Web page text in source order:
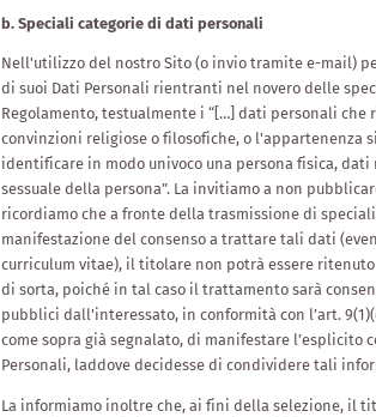
Attrazioni e distanze
b. Speciali categorie di dati personali
Nell'utilizzo del nostro Sito (o invio tramite e-mail)
di suoi Dati Personali rientranti nel novero delle
Regolamento, testualmente i “[…] dati personali
convinzioni religiose o filosofiche, o
identificare in modo univoco una persona fisica,
sessuale della persona”. La invitiamo a non
ricordiamo che a fronte della trasmissione di
manifestazione del consenso a trattare tali dati
curriculum vitae), il titolare non potrà essere
di sorta, poiché in tal caso il trattamento sarà
pubblici dall'interessato, in conformità con l’art.
come sopra già segnalato, di manifestare
Personali, laddove decidesse di condividere tali
La informiamo inoltre che, ai fini della selezione, il